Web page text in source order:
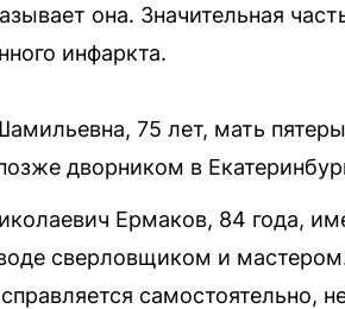
она. Значительная
инфаркта.
75 лет, мать
дворником в
Ермаков, 84 года,
сверловщиком и
самостоятельно,